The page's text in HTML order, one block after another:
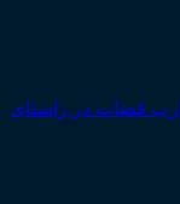
قضات در راستای